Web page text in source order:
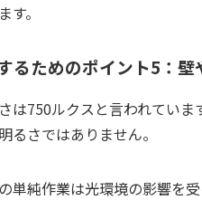
。
るためのポイント5：壁
は750ルクスと言われてい
るさではありません。
単純作業は光環境の影響を